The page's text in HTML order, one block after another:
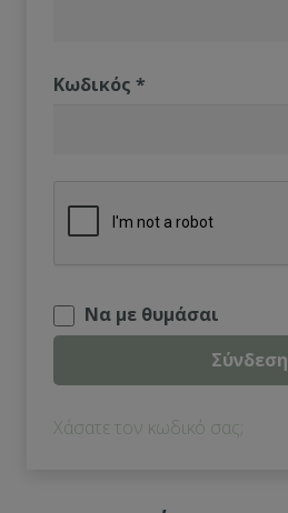
Κωδικός *
Να με θυμάσαι
Σύνδεση
Χάσατε τον κωδικό σας;